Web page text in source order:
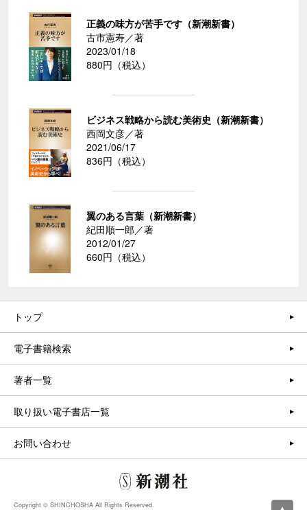
正義の味方が苦手です（新潮新書）
古市憲寿／著
2023/01/18
880円（税込）
ビジネス戦略から読む美術史（新潮新書）
西岡文彦／著
2021/06/17
836円（税込）
翼のある言葉（新潮新書）
紀田順一郎／著
2012/01/27
660円（税込）
トップ
電子書籍検索
著者一覧
取り扱い電子書店一覧
お問い合わせ
Copyright © SHINCHOSHA All Rights Reserved.